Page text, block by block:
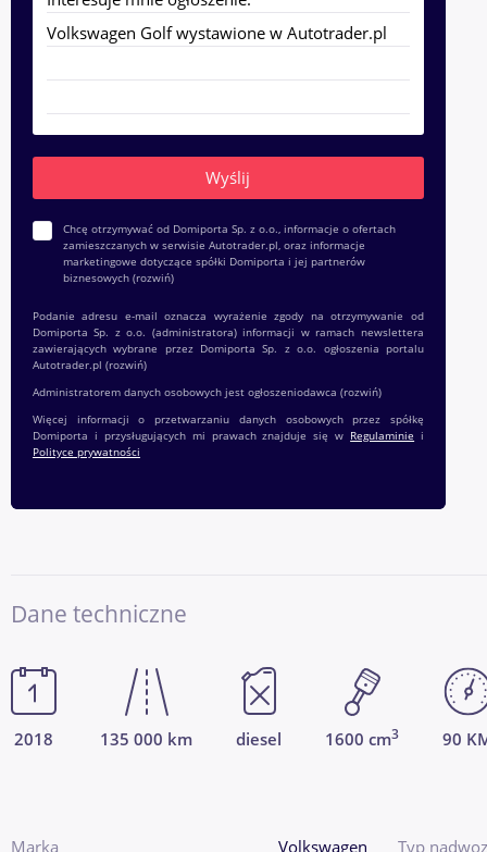
Chcę otrzymywać od Domiporta Sp. z o.o., informacje o ofertach
zamieszczanych w serwisie Autotrader.pl, oraz informacje
marketingowe dotyczące spółki Domiporta i jej partnerów
biznesowych (rozwiń)
Podanie adresu e-mail oznacza wyrażenie zgody na otrzymywanie od
Domiporta Sp. z o.o. (administratora) informacji w ramach newslettera
zawierających wybrane przez Domiporta Sp. z o.o. ogłoszenia portalu
Autotrader.pl (rozwiń)
Administratorem danych osobowych jest ogłoszeniodawca (rozwiń)
Więcej informacji o przetwarzaniu danych osobowych przez spółkę
Domiporta i przysługujących mi prawach znajduje się w Regulaminie i
Polityce prywatności
Dane techniczne
2018 135 000 km diesel 1600 cm3 90
Marka
Volkswagen
Typ